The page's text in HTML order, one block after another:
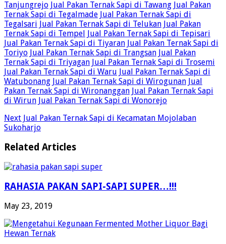
Tanjungrejo Jual Pakan Ternak Sapi di Tawang Jual Pakan
Ternak Sapi di Tegalmade Jual Pakan Ternak Sapi di
Tegalsari Jual Pakan Ternak Sapi di Telukan Jual Pakan
Ternak Sapi di Tempel
Jual Pakan Ternak Sapi di Tepisari
Jual Pakan Ternak Sapi di Tiyaran Jual Pakan Ternak Sapi di
Toriyo Jual Pakan Ternak Sapi di Trangsan Jual Pakan
Ternak Sapi di Triyagan Jual Pakan Ternak Sapi di Trosemi
Jual Pakan Ternak Sapi di Waru Jual Pakan Ternak Sapi di
Watubonang Jual Pakan Ternak Sapi di Wirogunan Jual
Pakan Ternak Sapi di Wironanggan Jual Pakan Ternak Sapi
di Wirun Jual Pakan Ternak Sapi di Wonorejo
Next Jual Pakan Ternak Sapi di Kecamatan Mojolaban
Sukoharjo
Related Articles
RAHASIA PAKAN SAPI-SAPI SUPER…!!!
May 23, 2019